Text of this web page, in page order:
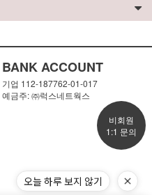
BANK ACCOUNT
기업 112-187762-01-017
예금주: ㈜럭스네트웍스
비회원
1:1 문의
오늘 하루 보지 않기